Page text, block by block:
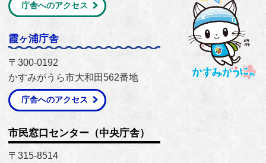
庁舎へのアクセス
霞ヶ浦庁舎
〒300-0192
かすみがうら市大和田562番地
庁舎へのアクセス
市民窓口センター（中央庁舎）
〒315-8514